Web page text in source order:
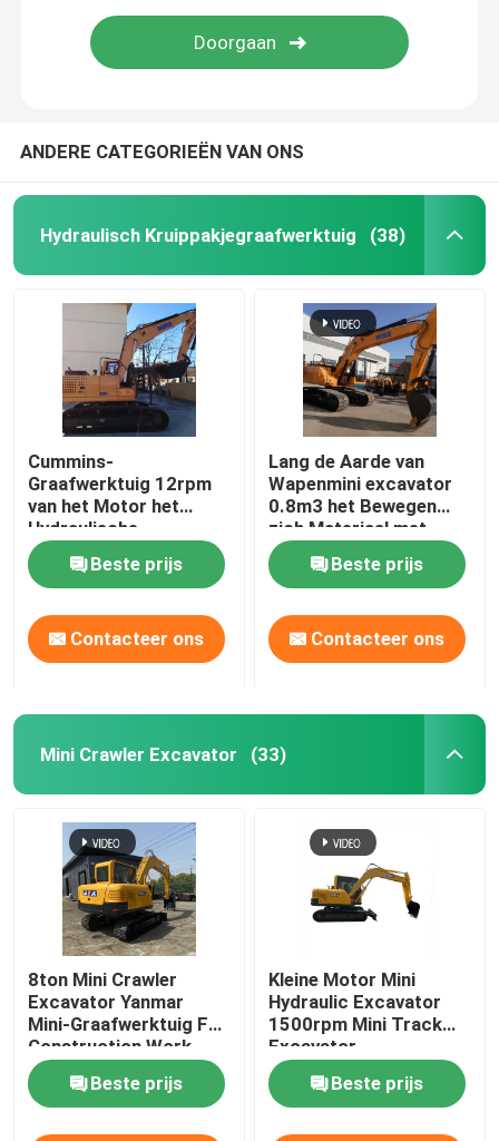
ANDERE CATEGORIEËN VAN ONS
Hydraulisch Kruippakjegraafwerktuig (38)
Cummins-
Graafwerktuig 12rpm
van het Motor het
Hydraulische
Kruippakje met
Facultatieve
Gehechtheid
Beste prijs
Contacteer ons
Lang de Aarde van
Wapenmini excavator
0.8m3 het Bewegen
zich Materiaal met
geringe geluidssterkte
Beste prijs
Contacteer ons
Mini Crawler Excavator (33)
8ton Mini Crawler
Excavator Yanmar
Mini-Graafwerktuig For
Construction Work
Beste prijs
Kleine Motor Mini
Hydraulic Excavator
1500rpm Mini Track
Excavator
Beste prijs